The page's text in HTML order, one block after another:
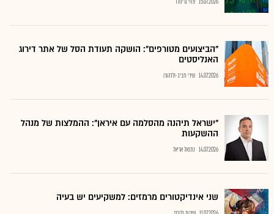
15.07.2026 צחי גרינולד
"הביצועים מטורפים": הושקה תעודת הסל של אתר דירוג
האנליסטים
14.07.2026 שירי חביב-ולדהורן
"ישראל תיהנה מהסלמה עם איראן": ההמלצות של מנהל
ההשקעות
14.07.2026 נתנאל אריאל
שני אינדיקטורים מרמזים: למשקיעים יש בעיה